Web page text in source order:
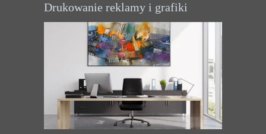
Drukowanie reklamy i grafiki